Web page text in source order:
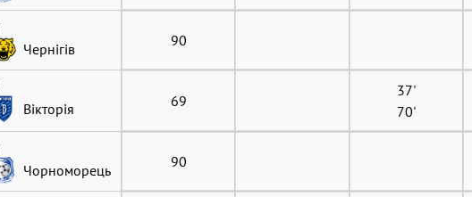
Чернігів 90
Вікторія 69
37'
70'
Чорноморець 90